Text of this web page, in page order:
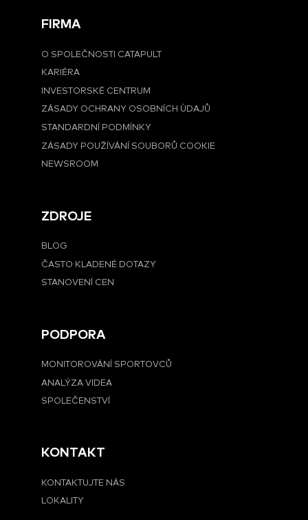
FIRMA
O SPOLEČNOSTI CATAPULT
KARIÉRA
INVESTORSKÉ CENTRUM
ZÁSADY OCHRANY OSOBNÍCH ÚDAJŮ
STANDARDNÍ PODMÍNKY
ZÁSADY POUŽÍVÁNÍ SOUBORŮ COOKIE
NEWSROOM
ZDROJE
BLOG
ČASTO KLADENÉ DOTAZY
STANOVENÍ CEN
PODPORA
MONITOROVÁNÍ SPORTOVCŮ
ANALÝZA VIDEA
SPOLEČENSTVÍ
KONTAKT
KONTAKTUJTE NÁS
LOKALITY